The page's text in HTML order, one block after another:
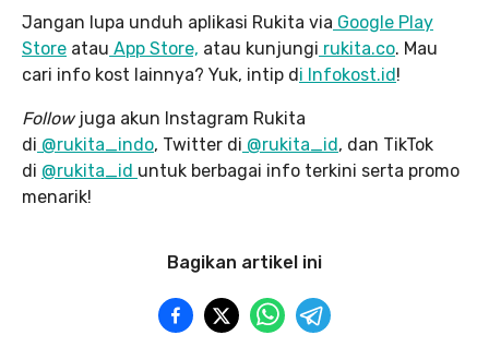
Jangan lupa unduh aplikasi Rukita via Google Play
Store atau App Store, atau kunjungi rukita.co. Mau
cari info kost lainnya? Yuk, intip di Infokost.id!
Follow juga akun Instagram Rukita
di @rukita_indo, Twitter di @rukita_id, dan TikTok
di @rukita_id untuk berbagai info terkini serta promo
menarik!
Bagikan artikel ini